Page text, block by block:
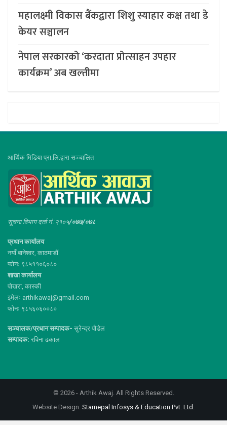
महालक्ष्मी विकास बैंकद्वारा शिशु स्याहार कक्ष तथा डे
केयर सञ्चालन
नेपाल सरकारको ‘करदाता प्रोत्साहन उपहार
कार्यक्रम’ अब खल्तीमा
आर्थिक मिडिया प्रा.लि.द्वारा सञ्चालित
सूचना विभाग दर्ता नं :२१०५/०७७/०७८
प्रधान कार्यालय
नयाँ बानेश्वर, काठमाडौं
फोनः ९८५११०६०८०
शाखा कार्यालय
पोखरा, कास्की
इमेलः arthikawaj@gmail.com
फोनः ९८५६०६००८०
सञ्चालक/प्रधान सम्पादक- सुरेन्द्र पौडेल
सम्पादक: रविना ढकाल
© 2026 - Arthik Awaj. All Rights Reserved.
Website Design: Starnepal Infosys & Education Pvt. Ltd.